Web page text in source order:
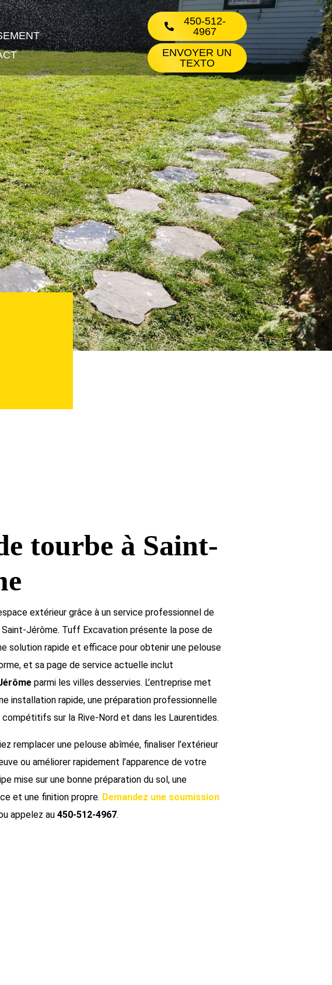
450-512-
4967
ENVOYER UN
TEXTO
tourbe à Saint-
extérieur grâce à un service professionnel de
Jérôme. Tuff Excavation présente la pose de
solution rapide et efficace pour obtenir une pelouse
et sa page de service actuelle inclut
parmi les villes desservies. L’entreprise met
installation rapide, une préparation professionnelle
sur la Rive-Nord et dans les Laurentides.
remplacer une pelouse abîmée, finaliser l’extérieur
ou améliorer rapidement l’apparence de votre
mise sur une bonne préparation du sol, une
et une finition propre. Demandez une soumission
appelez au 450-512-4967.